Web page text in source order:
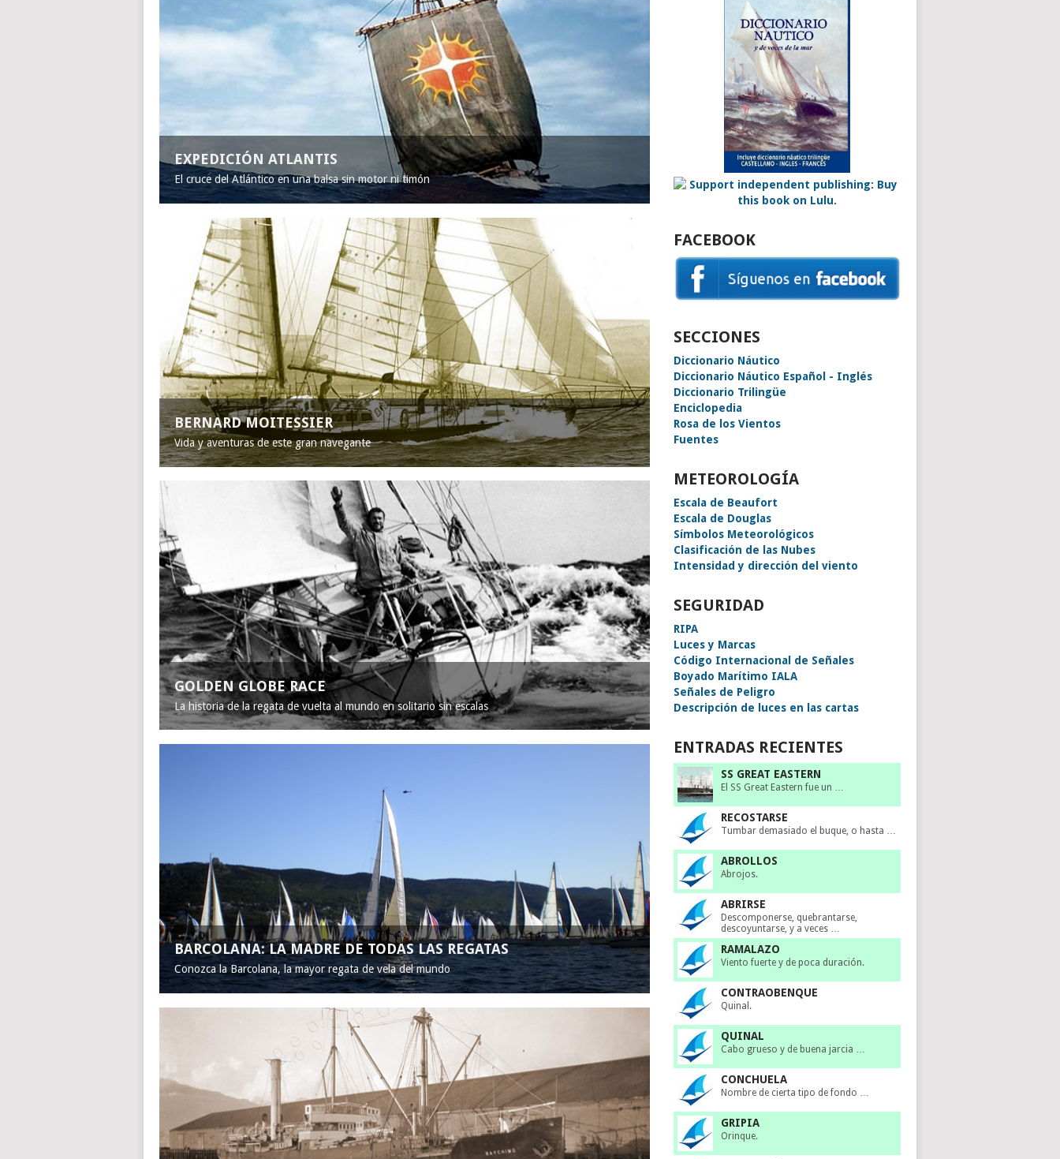
EXPEDICIÓN ATLANTIS
El cruce del Atlántico en una balsa sin motor ni timón
BERNARD MOITESSIER
Vida y aventuras de este gran navegante
GOLDEN GLOBE RACE
La historia de la regata de vuelta al mundo en solitario sin escalas
BARCOLANA: LA MADRE DE TODAS LAS REGATAS
Conozca la Barcolana, la mayor regata de vela del mundo
FACEBOOK
SECCIONES
Diccionario Náutico
Diccionario Náutico Español - Inglés
Diccionario Trilingüe
Enciclopedia
Rosa de los Vientos
Fuentes
METEOROLOGÍA
Escala de Beaufort
Escala de Douglas
Símbolos Meteorológicos
Clasificación de las Nubes
Intensidad y dirección del viento
SEGURIDAD
RIPA
Luces y Marcas
Código Internacional de Señales
Boyado Marítimo IALA
Señales de Peligro
Descripción de luces en las cartas
ENTRADAS RECIENTES
SS GREAT EASTERN
El SS Great Eastern fue un …
RECOSTARSE
Tumbar demasiado el buque, o hasta …
ABROLLOS
Abrojos.
ABRIRSE
Descomponerse, quebrantarse,
descoyuntarse, y a veces …
RAMALAZO
Viento fuerte y de poca duración.
CONTRAOBENQUE
Quinal.
QUINAL
Cabo grueso y de buena jarcia …
CONCHUELA
Nombre de cierta tipo de fondo …
GRIPIA
Orinque.